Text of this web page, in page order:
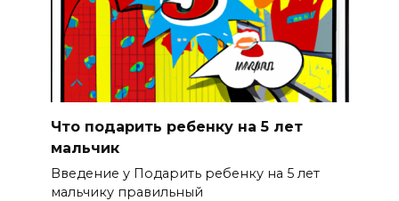
Что подарить ребенку на 5 лет
мальчик
Введение у Подарить ребенку на 5 лет
мальчику правильный